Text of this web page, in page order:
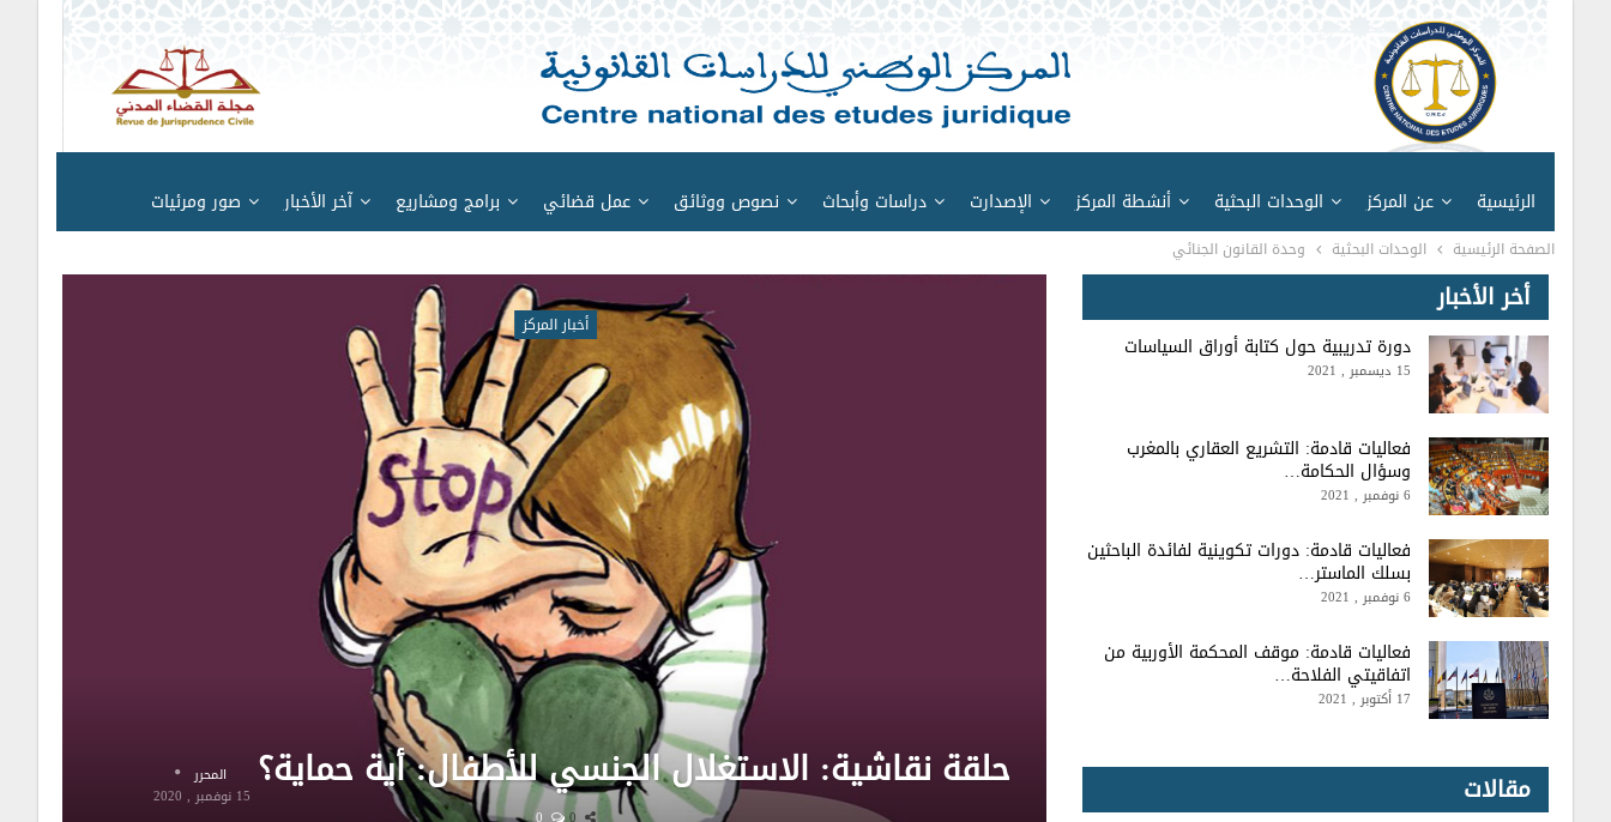
الرئيسية عن المركز الوحدات البحثية أنشطة المركز الإصدارت دراسات وأبحاث نصوص ووثائق عمل قضائي برامج ومشاريع آخر الأخبار صور ومرئيات
الصفحة الرئيسية الوحدات البحثية وحدة القانون الجنائي
أخبار المركز
حلقة نقاشية: الاستغلال الجنسي للأطفال: أية حماية؟
المحرر
15 نوفمبر , 2020
أخبار المركز
أخر الأخبار
دورة تدريبية حول كتابة أوراق السياسات
15 ديسمبر , 2021
فعاليات قادمة: التشريع العقاري بالمغرب
وسؤال الحكامة…
6 نوفمبر , 2021
فعاليات قادمة: دورات تكوينية لفائدة الباحثين
بسلك الماستر…
6 نوفمبر , 2021
فعاليات قادمة: موقف المحكمة الأوربية من
اتفاقيتي الفلاحة…
17 أكتوبر , 2021
مقالات